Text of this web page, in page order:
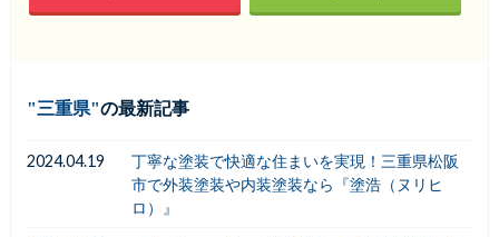
三重県 の最新記事
2024.04.19
丁寧な塗装で快適な住まいを実現！三重県松阪
市で外装塗装や内装塗装なら『塗浩（ヌリヒ
ロ）』